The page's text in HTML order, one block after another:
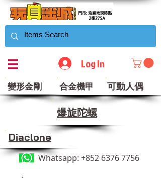
Log In
變形金剛 合金機甲 可動人偶
​爆旋陀螺
Diaclone
Whatsapp: +852 6376 7756